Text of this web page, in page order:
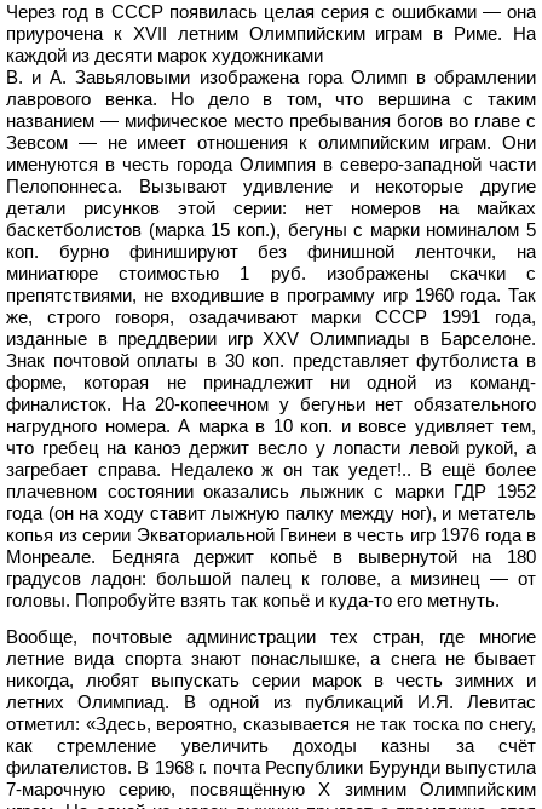
Через год в СССР появилась целая серия с ошибками — она
приурочена к XVII летним Олимпийским играм в Риме. На
каждой из десяти марок художниками
В. и А. Завьяловыми изображена гора Олимп в обрамлении
лаврового венка. Но дело в том, что вершина с таким
названием — мифическое место пребывания богов во главе с
Зевсом — не имеет отношения к олимпийским играм. Они
именуются в честь города Олимпия в северо-западной части
Пелопоннеса. Вызывают удивление и некоторые другие
детали рисунков этой серии: нет номеров на майках
баскетболистов (марка 15 коп.), бегуны с марки номиналом 5
коп. бурно финишируют без финишной ленточки, на
миниатюре стоимостью 1 руб. изображены скачки с
препятствиями, не входившие в программу игр 1960 года. Так
же, строго говоря, озадачивают марки СССР 1991 года,
изданные в преддверии игр XXV Олимпиады в Барселоне.
Знак почтовой оплаты в 30 коп. представляет футболиста в
форме, которая не принадлежит ни одной из команд-
финалисток. На 20-копеечном у бегуньи нет обязательного
нагрудного номера. А марка в 10 коп. и вовсе удивляет тем,
что гребец на каноэ держит весло у лопасти левой рукой, а
загребает справа. Недалеко ж он так уедет!.. В ещё более
плачевном состоянии оказались лыжник с марки ГДР 1952
года (он на ходу ставит лыжную палку между ног), и метатель
копья из серии Экваториальной Гвинеи в честь игр 1976 года в
Монреале. Бедняга держит копьё в вывернутой на 180
градусов ладон: большой палец к голове, а мизинец — от
головы. Попробуйте взять так копьё и куда-то его метнуть.
Вообще, почтовые администрации тех стран, где многие
летние вида спорта знают понаслышке, а снега не бывает
никогда, любят выпускать серии марок в честь зимних и
летних Олимпиад. В одной из публикаций И.Я. Левитас
отметил: «Здесь, вероятно, сказывается не так тоска по снегу,
как стремление увеличить доходы казны за счёт
филателистов. В 1968 г. почта Республики Бурунди выпустила
7-марочную серию, посвящённую X зимним Олимпийским